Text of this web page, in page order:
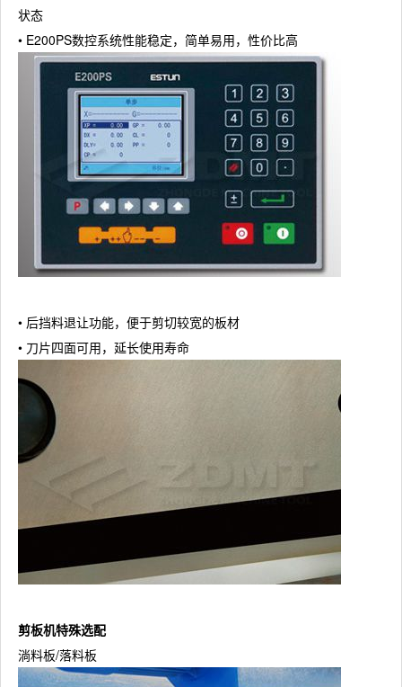
状态
• E200PS数控系统性能稳定，简单易用，性价比高
• 后挡料退让功能，便于剪切较宽的板材
• 刀片四面可用，延长使用寿命
剪板机特殊选配
淌料板/落料板